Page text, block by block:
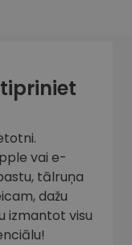
vai e-
tālruņa
dažu
izmantot visu